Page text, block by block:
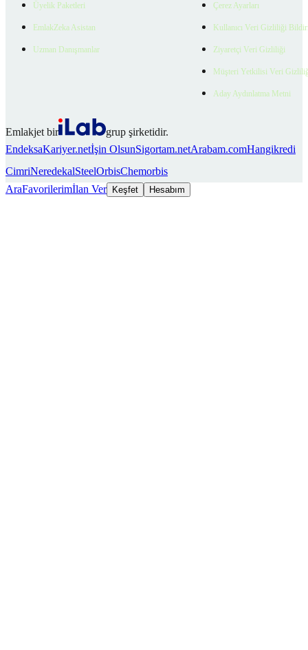
Üyelik Paketleri
EmlakZeka Asistan
Uzman Danışmanlar
Çerez Ayarları
Kullanıcı Veri Gizliliği
Ziyaretçi Veri Gizliliği
Müşteri Yetkilisi Veri
Aday Aydınlatma Metni
Emlakjet bir
grup şirketidir.
EndeksaKariyer.netİşin OlsunSigortam.netArabam.comHangikredi
CimriNeredekalSteelOrbisChemorbis
AraFavorilerimİlan Ver Keşfet Hesabım